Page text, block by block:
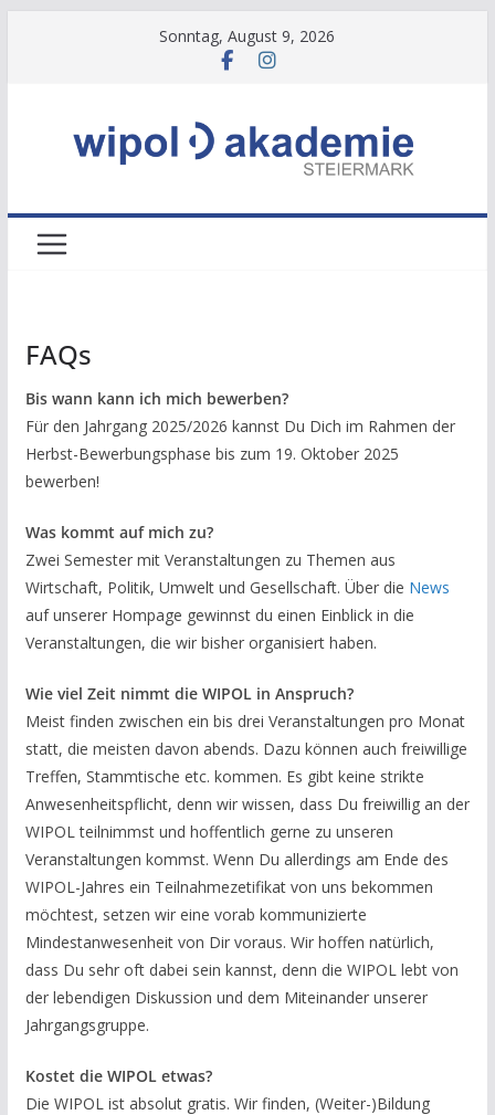
Sonntag, August 9, 2026
FAQs
Bis wann kann ich mich bewerben?
Für den Jahrgang 2025/2026 kannst Du Dich im Rahmen der
Herbst-Bewerbungsphase bis zum 19. Oktober 2025
bewerben!
Was kommt auf mich zu?
Zwei Semester mit Veranstaltungen zu Themen aus
Wirtschaft, Politik, Umwelt und Gesellschaft. Über die News
auf unserer Hompage gewinnst du einen Einblick in die
Veranstaltungen, die wir bisher organisiert haben.
Wie viel Zeit nimmt die WIPOL in Anspruch?
Meist finden zwischen ein bis drei Veranstaltungen pro Monat
statt, die meisten davon abends. Dazu können auch freiwillige
Treffen, Stammtische etc. kommen. Es gibt keine strikte
Anwesenheitspflicht, denn wir wissen, dass Du freiwillig an der
WIPOL teilnimmst und hoffentlich gerne zu unseren
Veranstaltungen kommst. Wenn Du allerdings am Ende des
WIPOL-Jahres ein Teilnahmezetifikat von uns bekommen
möchtest, setzen wir eine vorab kommunizierte
Mindestanwesenheit von Dir voraus. Wir hoffen natürlich,
dass Du sehr oft dabei sein kannst, denn die WIPOL lebt von
der lebendigen Diskussion und dem Miteinander unserer
Jahrgangsgruppe.
Kostet die WIPOL etwas?
Die WIPOL ist absolut gratis. Wir finden, (Weiter-)Bildung